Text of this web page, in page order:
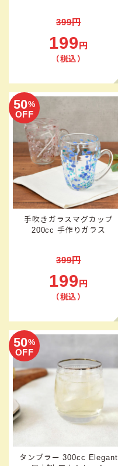
399円
199 円
（税込）
50%
OFF
手吹きガラスマグカップ
200cc 手作りガラス
399円
199 円
（税込）
50%
OFF
タンブラー 300cc Elegant